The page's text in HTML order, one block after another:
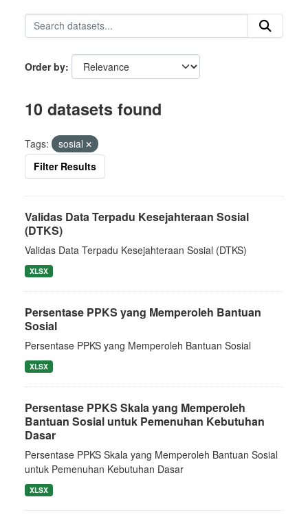
Order by
10 datasets found
Tags:
sosial
Filter Results
Validas Data Terpadu Kesejahteraan Sosial
(DTKS)
Validas Data Terpadu Kesejahteraan Sosial (DTKS)
XLSX
Persentase PPKS yang Memperoleh Bantuan
Sosial
Persentase PPKS yang Memperoleh Bantuan Sosial
XLSX
Persentase PPKS Skala yang Memperoleh
Bantuan Sosial untuk Pemenuhan Kebutuhan
Dasar
Persentase PPKS Skala yang Memperoleh Bantuan Sosial
untuk Pemenuhan Kebutuhan Dasar
XLSX